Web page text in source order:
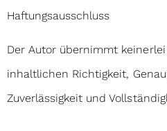
Haftungsausschluss
Der Autor übernimmt
inhaltlichen Richtigkeit,
Zuverlässigkeit und